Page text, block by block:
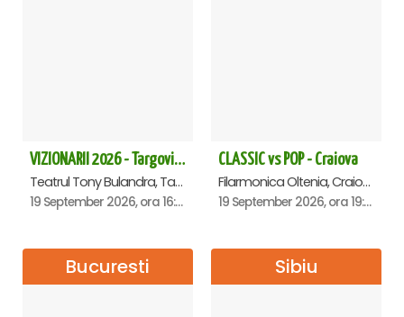
VIZIONARII 2026 - Targoviste
Teatrul Tony Bulandra, Targoviste
19 September 2026, ora 16:00
CLASSIC vs POP - Craiova
Filarmonica Oltenia, Craiova
19 September 2026, ora 19:00
Bucuresti Sibiu